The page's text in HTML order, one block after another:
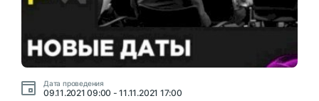
Дата проведения
09.11.2021 09:00 - 11.11.2021 17:00